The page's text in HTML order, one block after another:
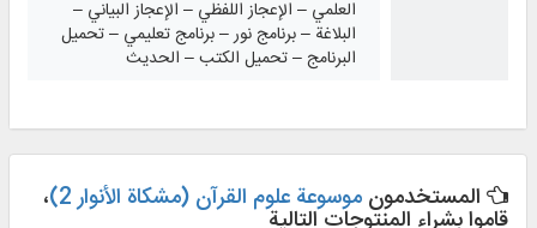
العلمي – الإعجاز اللفظي – الإعجاز البياني –
البلاغة – برنامج نور – برنامج تعليمي – تحميل
البرنامج – تحميل الكتب – الحديث
المستخدمون موسوعة علوم القرآن (مشكاة الأنوار 2) ،
قاموا بشراء المنتوجات التالية